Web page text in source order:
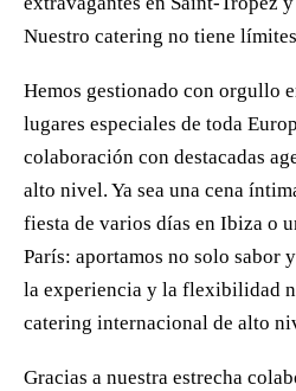
Nuestro catering no tiene límites
Hemos gestionado con orgullo
lugares especiales de toda
colaboración con destacadas
alto nivel. Ya sea una cena
fiesta de varios días en Ibiza o
París: aportamos no solo sabor
la experiencia y la flexibilidad
catering internacional de alto
Gracias a nuestra estrecha